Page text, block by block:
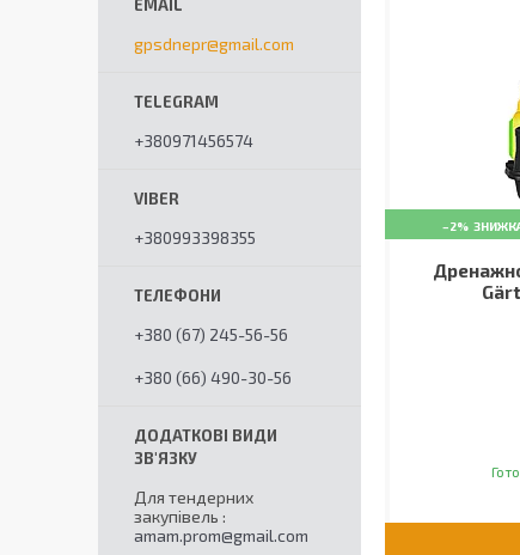
–2%
gpsdnepr@gmail.com
+380971456574
+380993398355
+380 (67) 245-56-56
+380 (66) 490-30-56
Для тендерних
закупівель
amam.prom@gmail.com